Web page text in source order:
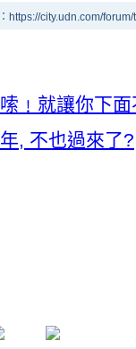
https://city.udn.com/
﹗就讓你下
, 不也過來了?